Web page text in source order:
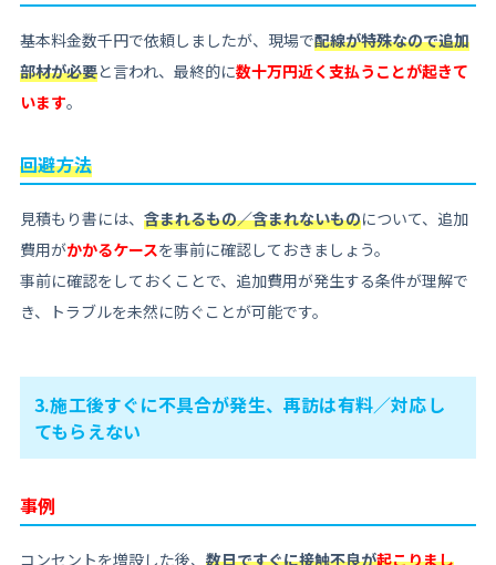
基本料金数千円で依頼しましたが、現場で配線が特殊なので追加
部材が必要と言われ、最終的に数十万円近く支払うことが起きて
います。
回避方法
見積もり書には、 含まれるもの／含まれないものについて、追加
費用がかかるケースを事前に確認しておきましょう。
事前に確認をしておくことで、追加費用が発生する条件が理解で
き、トラブルを未然に防ぐことが可能です。
3.施工後すぐに不具合が発生、再訪は有料／対応し
てもらえない
事例
コンセントを増設した後、 数日ですぐに接触不良が起こりまし